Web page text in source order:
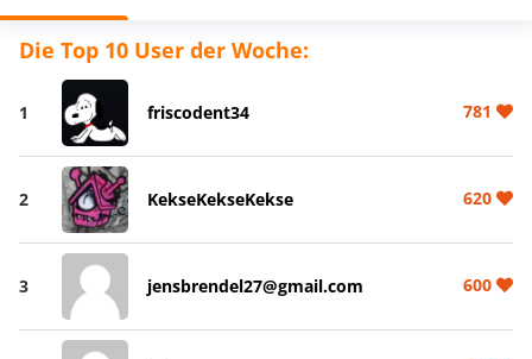
Die Top 10 User der Woche:
1 friscodent34 781
2 KekseKekseKekse 620
3 jensbrendel27@gmail.com 600